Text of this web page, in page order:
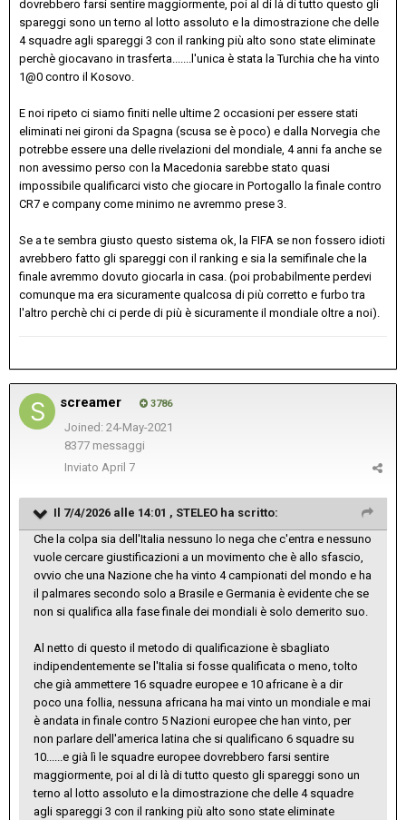
dovrebbero farsi sentire maggiormente, poi al di là di tutto questo gli
spareggi sono un terno al lotto assoluto e la dimostrazione che delle
4 squadre agli spareggi 3 con il ranking più alto sono state eliminate
perchè giocavano in trasferta.......l'unica è stata la Turchia che ha vinto
1@0 contro il Kosovo.
E noi ripeto ci siamo finiti nelle ultime 2 occasioni per essere stati
eliminati nei gironi da Spagna (scusa se è poco) e dalla Norvegia che
potrebbe essere una delle rivelazioni del mondiale, 4 anni fa anche se
non avessimo perso con la Macedonia sarebbe stato quasi
impossibile qualificarci visto che giocare in Portogallo la finale contro
CR7 e company come minimo ne avremmo prese 3.
Se a te sembra giusto questo sistema ok, la FIFA se non fossero idioti
avrebbero fatto gli spareggi con il ranking e sia la semifinale che la
finale avremmo dovuto giocarla in casa. (poi probabilmente perdevi
comunque ma era sicuramente qualcosa di più corretto e furbo tra
l'altro perchè chi ci perde di più è sicuramente il mondiale oltre a noi).
screamer 3786
Joined: 24-May-2021
8377 messaggi
Inviato April 7
Il 7/4/2026 alle 14:01 , STELEO ha scritto:
Che la colpa sia dell'Italia nessuno lo nega che c'entra e nessuno
vuole cercare giustificazioni a un movimento che è allo sfascio,
ovvio che una Nazione che ha vinto 4 campionati del mondo e ha
il palmares secondo solo a Brasile e Germania è evidente che se
non si qualifica alla fase finale dei mondiali è solo demerito suo.
Al netto di questo il metodo di qualificazione è sbagliato
indipendentemente se l'Italia si fosse qualificata o meno, tolto
che già ammettere 16 squadre europee e 10 africane è a dir
poco una follia, nessuna africana ha mai vinto un mondiale e mai
è andata in finale contro 5 Nazioni europee che han vinto, per
non parlare dell'america latina che si qualificano 6 squadre su
10......e già lì le squadre europee dovrebbero farsi sentire
maggiormente, poi al di là di tutto questo gli spareggi sono un
terno al lotto assoluto e la dimostrazione che delle 4 squadre
agli spareggi 3 con il ranking più alto sono state eliminate